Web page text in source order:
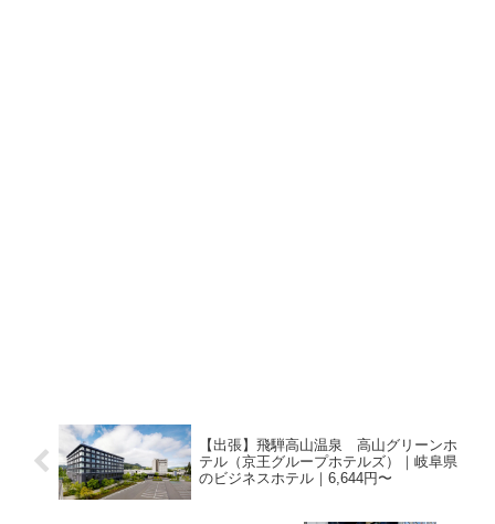
【出張】飛騨高山温泉 高山グリーンホ
テル（京王グループホテルズ）｜岐阜県
のビジネスホテル｜6,644円〜